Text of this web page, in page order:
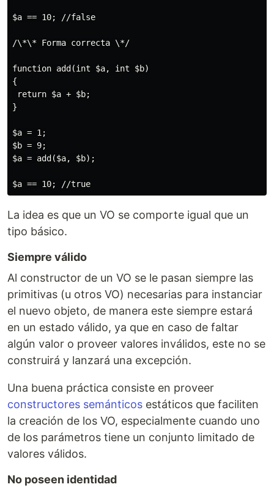
$a == 10; //false
/\*\* Forma correcta \*/
function add(int $a, int $b)
{
return $a + $b;
}
$a = 1;
$b = 9;
$a = add($a, $b);
La idea es que un VO se comporte igual que un
tipo básico.
Siempre válido
Al constructor de un VO se le pasan siempre las
primitivas (u otros VO) necesarias para instanciar
el nuevo objeto, de manera este siempre estará
en un estado válido, ya que en caso de faltar
algún valor o proveer valores inválidos, este no se
construirá y lanzará una excepción.
Una buena práctica consiste en proveer
constructores semánticos estáticos que faciliten
la creación de los VO, especialmente cuando uno
de los parámetros tiene un conjunto limitado de
valores válidos.
No poseen identidad